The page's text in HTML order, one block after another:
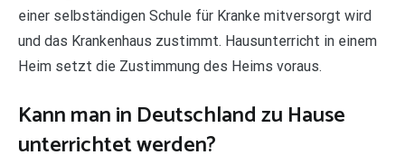
einer selbständigen Schule für Kranke mitversorgt wird
und das Krankenhaus zustimmt. Hausunterricht in einem
Heim setzt die Zustimmung des Heims voraus.
Kann man in Deutschland zu Hause
unterrichtet werden?